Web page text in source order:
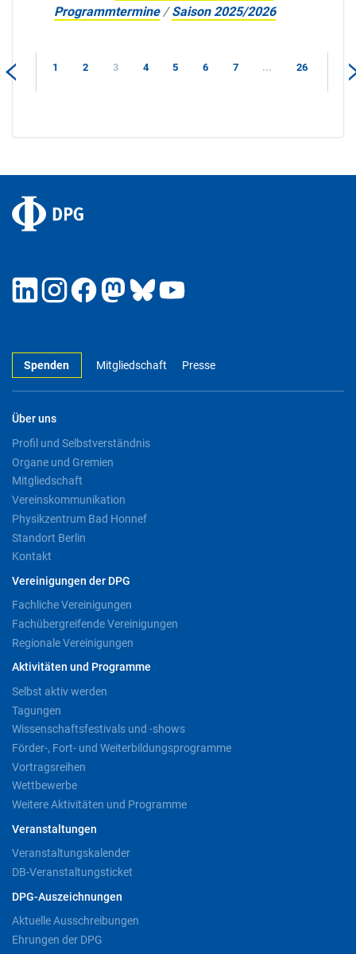
Programmtermine /Saison 2025/2026
1 2 3 4 5 6 7 ... 26
Spenden Mitgliedschaft Presse
Über uns
Profil und Selbstverständnis
Organe und Gremien
Mitgliedschaft
Vereinskommunikation
Physikzentrum Bad Honnef
Standort Berlin
Kontakt
Vereinigungen der DPG
Fachliche Vereinigungen
Fachübergreifende Vereinigungen
Regionale Vereinigungen
Aktivitäten und Programme
Selbst aktiv werden
Tagungen
Wissenschaftsfestivals und -shows
Förder-, Fort- und Weiterbildungsprogramme
Vortragsreihen
Wettbewerbe
Weitere Aktivitäten und Programme
Veranstaltungen
Veranstaltungskalender
DB-Veranstaltungsticket
DPG-Auszeichnungen
Aktuelle Ausschreibungen
Ehrungen der DPG